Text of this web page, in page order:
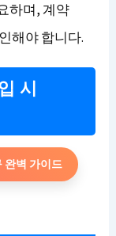
하며, 계약
해야 합니다.
시
완벽 가이드